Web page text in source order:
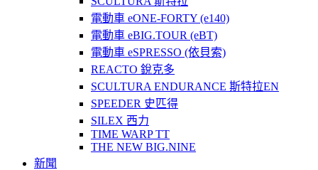
電動車 eONE-FORTY (e140)
電動車 eBIG.TOUR (eBT)
電動車 eSPRESSO (依貝索)
REACTO 銳克多
SCULTURA ENDURANCE 斯特拉EN
SPEEDER 史匹得
SILEX 西力
TIME WARP TT
THE NEW BIG.NINE
新聞